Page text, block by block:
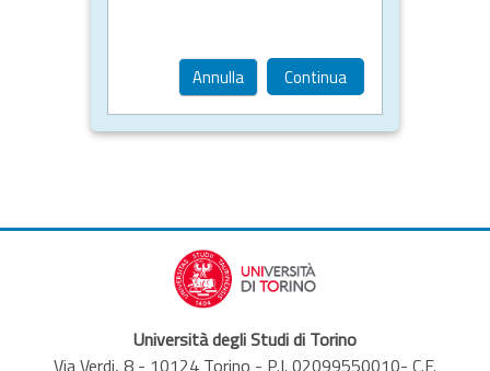
Annulla Continua
Università degli Studi di Torino
Via Verdi, 8 - 10124 Torino - P.I. 02099550010- C.F.